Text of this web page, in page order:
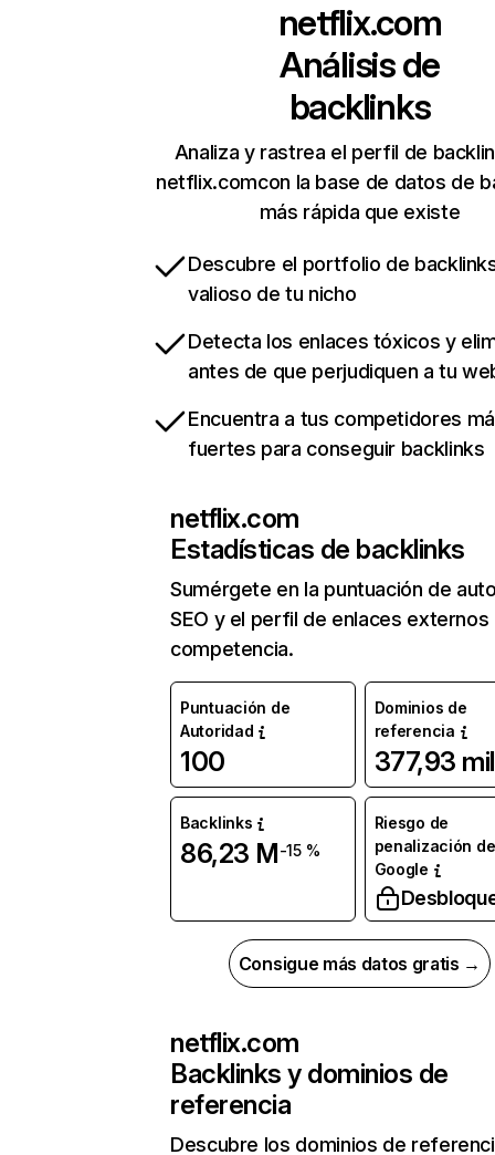
netflix.com
Análisis de
backlinks
Analiza y rastrea el perfil de
netflix.comcon la base de datos de
más rápida que existe
Descubre el portfolio de
valioso de tu nicho
Detecta los enlaces tóxicos y
antes de que perjudiquen a tu
Encuentra a tus competidores
fuertes para conseguir backlinks
netflix.com
Estadísticas de backlinks
Sumérgete en la puntuación de
SEO y el perfil de enlaces externos
competencia.
Puntuación de
Autoridad
100
Dominios de
referencia
377,93 mil
Backlinks
86,23 M-15 %
Riesgo de
penalización de
Google
Consigue más datos gratis →
netflix.com
Backlinks y dominios de
referencia
Descubre los dominios de